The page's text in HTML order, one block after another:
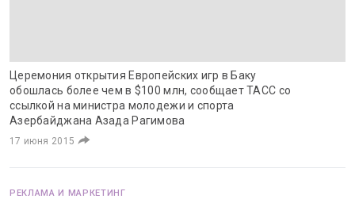
Церемония открытия Европейских игр в Баку
обошлась более чем в $100 млн, сообщает ТАСС со
ссылкой на министра молодежи и спорта
Азербайджана Азада Рагимова
17 июня 2015
РЕКЛАМА И МАРКЕТИНГ